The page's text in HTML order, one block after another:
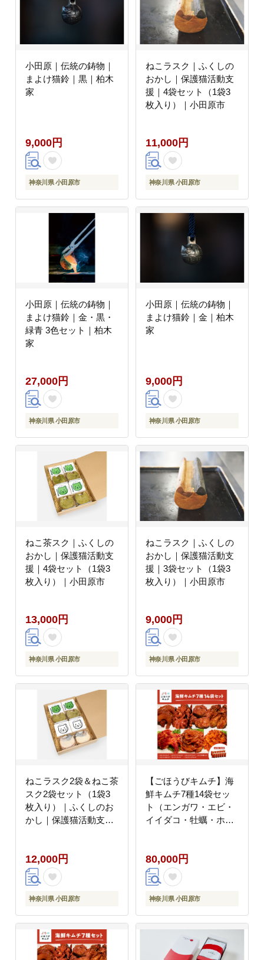
小田原｜伝統の鋳物｜
まよけ猫鈴｜黒｜柏木
家
9,000円
神奈川県 小田原市
ねこラスク｜ふくしの
おかし｜保護猫活動支
援｜4袋セット（1袋3
枚入り）｜小田原市
11,000円
神奈川県 小田原市
小田原｜伝統の鋳物｜
まよけ猫鈴｜金・黒・
緑青 3色セット｜柏木
家
27,000円
神奈川県 小田原市
小田原｜伝統の鋳物｜
まよけ猫鈴｜金｜柏木
家
9,000円
神奈川県 小田原市
ねこ茶スク｜ふくしの
おかし｜保護猫活動支
援｜4袋セット（1袋3
枚入り）｜小田原市
13,000円
神奈川県 小田原市
ねこラスク｜ふくしの
おかし｜保護猫活動支
援｜3袋セット（1袋3
枚入り）｜小田原市
9,000円
神奈川県 小田原市
ねこラスク2袋＆ねこ茶
スク2袋セット（1袋3
枚入り）｜ふくしのお
かし｜保護猫活動支援
12,000円
神奈川県 小田原市
【ごほうびキムチ】海
鮮キムチ7種14袋セッ
ト（エンガワ・エビ・
イイダコ・牡蠣・ホタ
県 小田原市 】
80,000円
神奈川県 小田原市